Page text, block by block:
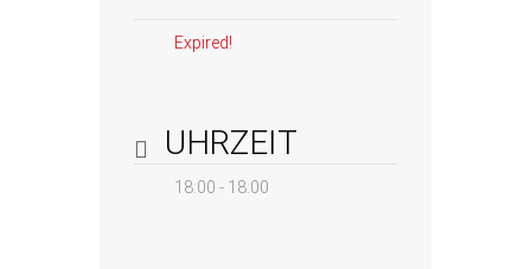
Expired!
UHRZEIT
18:00 - 18:00